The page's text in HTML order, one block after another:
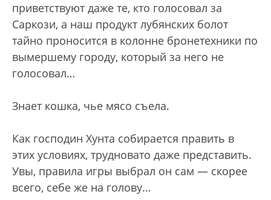
приветствуют даже те, кто голосовал за
Саркози, а наш продукт лубянских болот
тайно проносится в колонне бронетехники по
вымершему городу, который за него не
голосовал…
Знает кошка, чье мясо съела.
Как господин Хунта собирается править в
этих условиях, трудновато даже представить.
Увы, правила игры выбрал он сам — скорее
всего, себе же на голову…